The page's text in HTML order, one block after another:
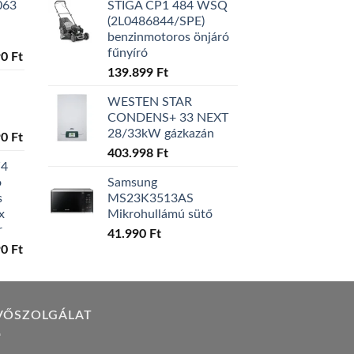
Ft.
FtCurrent
Ft.
FtCurrent
119.990 Ft.
FtCurrent
is:
STIGA CP1 484 WSQ
(2L0486844/SPE)
benzinmotoros önjáró
fűnyíró
139.899 Ft
WESTEN STAR
CONDENS+ 33 NEXT
28/33kW gázkazán
403.998 Ft
Samsung
MS23K3513AS
Mikrohullámú sütő
41.990 Ft